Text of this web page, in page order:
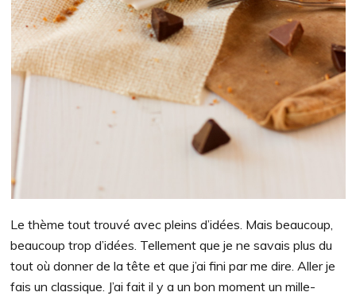
Le thème tout trouvé avec pleins d’idées. Mais beaucoup,
beaucoup trop d’idées. Tellement que je ne savais plus du
tout où donner de la tête et que j’ai fini par me dire. Aller je
fais un classique. J’ai fait il y a un bon moment un mille-